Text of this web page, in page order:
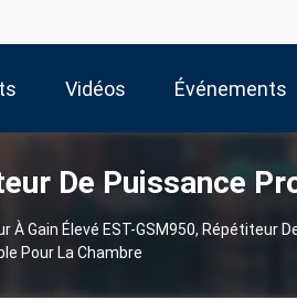
Vidéos Événements
De Puissance
À Gain Élevé EST-GSM950, Répétiteur
Pour La Chambre